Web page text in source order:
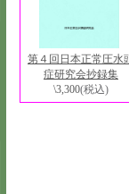
第４回日本正常圧水
症研究会抄録集
\3,300(税込)